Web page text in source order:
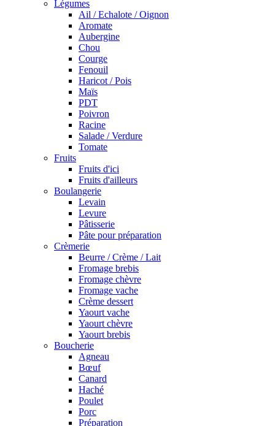
Légumes
Ail / Echalote / Oignon
Aromate
Aubergine
Chou
Courge
Fenouil
Haricot / Pois
Maïs
PDT
Poivron
Racine
Salade / Verdure
Tomate
Fruits
Fruits d'ici
Fruits d'ailleurs
Boulangerie
Levain
Levure
Pâtisserie
Pâte pour préparation
Crèmerie
Beurre / Crème / Lait
Fromage brebis
Fromage chèvre
Fromage vache
Crème dessert
Yaourt vache
Yaourt chèvre
Yaourt brebis
Boucherie
Agneau
Bœuf
Canard
Haché
Poulet
Porc
Préparation